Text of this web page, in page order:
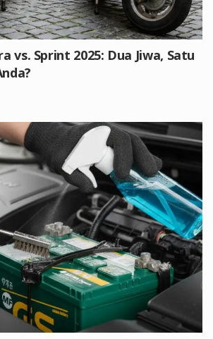
vs. Sprint 2025: Dua Jiwa, Satu